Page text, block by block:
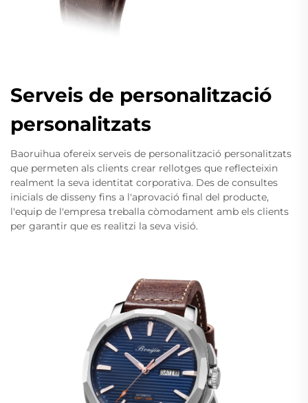
Serveis de personalització
personalitzats
Baoruihua ofereix serveis de personalització personalitzats
que permeten als clients crear rellotges que reflecteixin
realment la seva identitat corporativa. Des de consultes
inicials de disseny fins a l'aprovació final del producte,
l'equip de l'empresa treballa còmodament amb els clients
per garantir que es realitzi la seva visió.